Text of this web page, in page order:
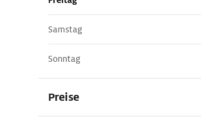
Samstag
Sonntag
Preise